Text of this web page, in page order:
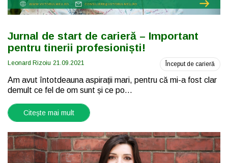
Jurnal de start de carieră – Important
pentru tinerii profesioniști!
Leonard Rizoiu 21.09.2021 Început de carieră
Am avut întotdeauna aspirații mari, pentru că mi-a fost clar
demult ce fel de om sunt și ce po...
Citește mai mult